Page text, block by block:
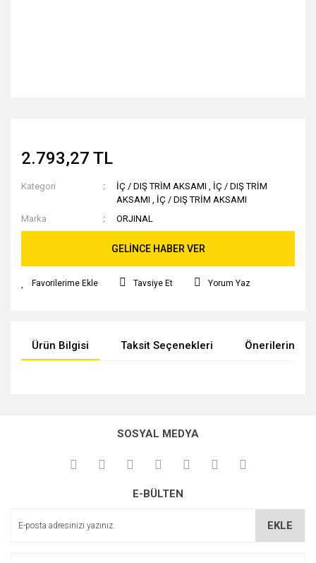
2.793,27 TL
Kategori İÇ / DIŞ TRİM AKSAMI , İÇ / DIŞ TRİM
AKSAMI , İÇ / DIŞ TRİM AKSAMI
Marka
ORJINAL
GELİNCE HABER VER
Tavsiye Et Yorum Yaz
Ürün Bilgisi Taksit Seçenekleri Önerileriniz
kullanarak tarafımıza iletebilirsiniz.
Görüş ve önerileriniz için teşekkür ederiz.
Ürün açıklamasında eksik bilgiler bulunuyor.
SOSYAL MEDYA
E-BÜLTEN
EKLE